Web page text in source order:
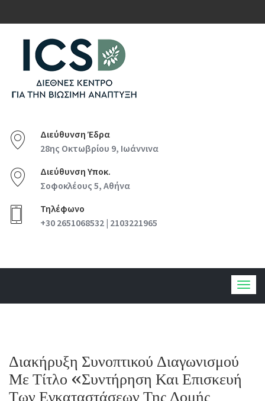
Διεύθυνση Έδρα
28ης Οκτωβρίου 9, Ιωάννινα
Διεύθυνση Υποκ.
Σοφοκλέους 5, Αθήνα
Τηλέφωνο
+30 2651068532 | 2103221965
Διακήρυξη Συνοπτικού Διαγωνισμού
Με Τίτλο «Συντήρηση Και Επισκευή
Των Εγκαταστάσεων Της Δομής